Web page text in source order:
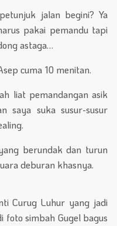
jalan begini? Ya
pakai pemandu tapi
astaga…
cuma 10 menitan.
liat pemandangan asik
saya suka susur-susur
berundak dan turun
deburan khasnya.
Curug Luhur yang jadi
foto simbah Gugel bagus